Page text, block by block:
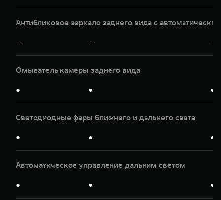
Антибликовое зеркало заднего вида с
— — —
Омыватель камеры заднего вида
● ● ●
Светодиодные фары ближнего и дальнего света
● ● ●
Автоматическое управление дальним светом
● ● ●